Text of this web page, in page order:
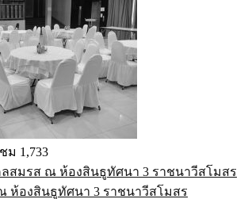
ม 1,733
ลสมรส ณ ห้องสินธูทัศนา 3 ราชนาวีสโมสร
ห้องสินธูทัศนา 3 ราชนาวีสโมสร